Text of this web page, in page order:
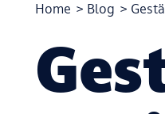
Home > Blog >